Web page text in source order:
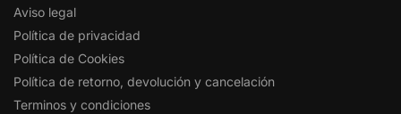
Aviso legal
Política de privacidad
Política de Cookies
Política de retorno, devolución y cancelación
Terminos y condiciones